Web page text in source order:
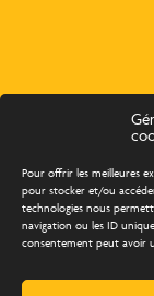
Pour offrir les meilleures
pour stocker et/ou
technologies nous
navigation ou les ID
consentement peut avoir
À
Découvrir